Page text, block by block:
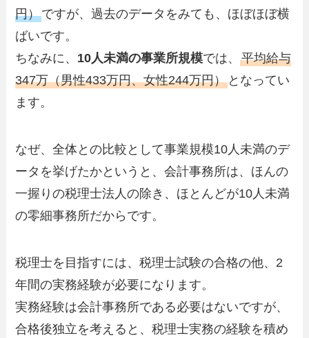
円）ですが、過去のデータをみても、ほぼほぼ横
ばいです。
ちなみに、 10人未満の事業所規模では、平均給与
347万（男性433万円、女性244万円） となってい
ます。
なぜ、全体との比較として事業規模10人未満のデ
ータを挙げたかというと、会計事務所は、ほんの
一握りの税理士法人の除き、ほとんどが10人未満
の零細事務所だからです。
税理士を目指すには、税理士試験の合格の他、2
年間の実務経験が必要になります。
実務経験は会計事務所である必要はないですが、
合格後独立を考えると、税理士実務の経験を積め